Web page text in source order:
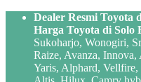
Dealer Resmi Toyota
Harga Toyota di Solo
Sukoharjo, Wonogiri,
Raize, Avanza, Innova,
Yaris, Alphard, Vellfire,